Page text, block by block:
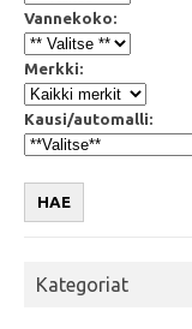
Vannekoko:
Merkki:
Kausi/automalli:
HAE
Kategoriat